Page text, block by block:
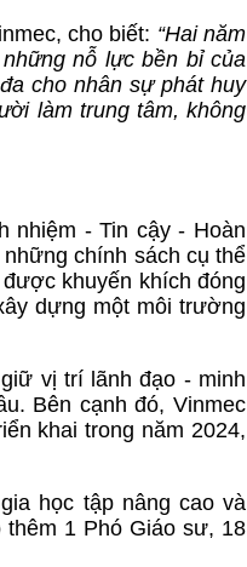
cho biết: “Hai năm
nỗ lực bền bỉ của
cho nhân sự phát huy
làm trung tâm, không
nhiệm - Tin cậy - Hoàn
chính sách cụ thể
khuyến khích đóng
dựng một môi trường
vị trí lãnh đạo - minh
Bên cạnh đó, Vinmec
khai trong năm 2024,
học tập nâng cao và
1 Phó Giáo sư, 18